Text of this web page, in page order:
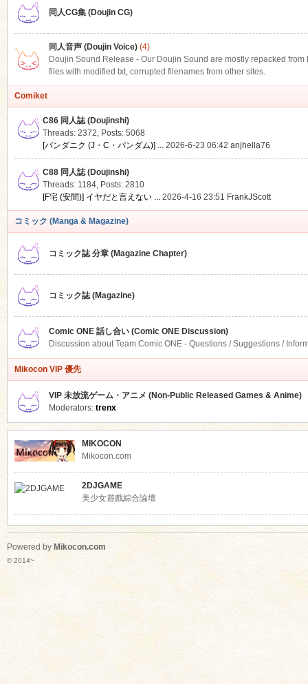
同人CG集 (Doujin CG)
同人音声 (Doujin Voice)(4)
Doujin Sound Release - Our Doujin Sound are mostly repacked
files with modified txt, corrupted filenames from other sites.
Comiket
C86 同人誌 (Doujinshi)
Threads: 2372, Posts: 5068
[パンダニク (J・C・パンダム)] ... 2026-6-23 06:42 anjhella76
C88 同人誌 (Doujinshi)
Threads: 1184, Posts: 2810
[F宅 (安間)] イヤだと言えない ... 2026-4-16 23:51 FrankJScott
コミック (Manga & Magazine)
コミック誌 分章 (Magazine Chapter)
コミック誌 (Magazine)
Comic ONE 話し合い (Comic ONE Discussion)
Discussion about Team.Comic ONE - Questions / Suggestions /
Mikocon VIP 優先
VIP 未放流ゲーム・アニメ (Non-Public Released Games & Anime)
Moderators: trenx
MIKOCON
Mikocon.com
2DJGAME
美少女遊戲綜合論壇
Powered by Mikocon.com
© 2014~